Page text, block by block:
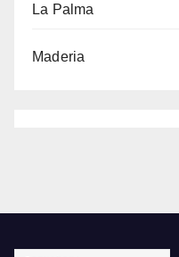
La Palma
Maderia